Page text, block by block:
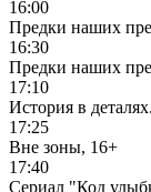
16:00
Предки наших
16:30
Предки наших
17:10
История в
17:25
Вне зоны, 16+
17:40
Сериал "Код